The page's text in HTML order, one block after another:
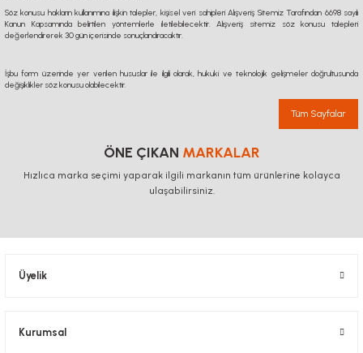
Söz konusu hakların kullanımına ilişkin talepler, kişisel veri sahipleri Alışveriş Sitemiz Tarafından 6698 sayılı
Kanun Kapsamında belirtilen yöntemlerle iletilebilecektir. Alışveriş sitemiz söz konusu talepleri
değerlendirerek 30 gün içerisinde sonuçlandıracaktır.
İşbu form üzerinde yer verilen hususlar ile ilgili olarak, hukuki ve teknolojik gelişmeler doğrultusunda
değişiklikler söz konusu olabilecektir.
Tüm Sayfalar
ÖNE ÇIKAN MARKALAR
Hızlıca marka seçimi yaparak ilgili markanın tüm ürünlerine kolayca
ulaşabilirsiniz.
Üyelik
Kurumsal